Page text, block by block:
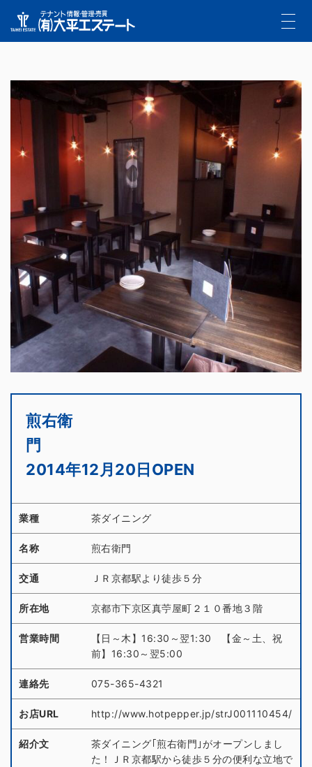
煎右衛
門
2014年12月20日OPEN
業種 茶ダイニング
名称 煎右衛門
交通 ＪＲ京都駅より徒歩５分
所在地 京都市下京区真苧屋町２１０番地３階
営業時間
【日～木】16:30～翌1:30 【金～土、祝
前】16:30～翌5:00
連絡先 075-365-4321
お店URL http://www.hotpepper.jp/strJ001110454/
紹介文
茶ダイニング｢煎右衛門｣がオープンしまし
た！ＪＲ京都駅から徒歩５分の便利な立地で